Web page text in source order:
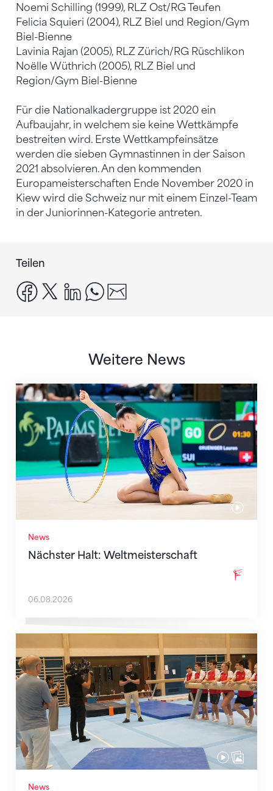
Noemi Schilling (1999), RLZ Ost/RG Teufen
Felicia Squieri (2004), RLZ Biel und Region/Gym
Biel-Bienne
Lavinia Rajan (2005), RLZ Zürich/RG Rüschlikon
Noëlle Wüthrich (2005), RLZ Biel und
Region/Gym Biel-Bienne
Für die Nationalkadergruppe ist 2020 ein
Aufbaujahr, in welchem sie keine Wettkämpfe
bestreiten wird. Erste Wettkampfeinsätze
werden die sieben Gymnastinnen in der Saison
2021 absolvieren. An den kommenden
Europameisterschaften Ende November 2020 in
Kiew wird die Schweiz nur mit einem Einzel-Team
in der Juniorinnen-Kategorie antreten.
Teilen
facebook
x linkedinwhatsapp
Weitere News
News
Nächster Halt: Weltmeisterschaft
Nächster Halt: Weltmeisterschaft
06.08.2026
News
Mit klaren Zielen nach Zagreb